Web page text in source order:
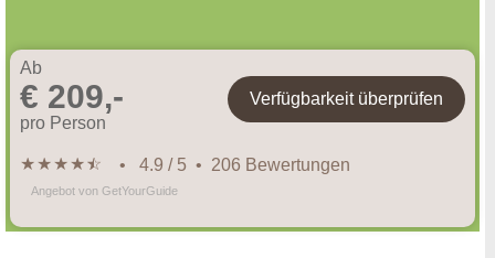
Ab
€ 209,-
pro Person
Verfügbarkeit überprüfen
★★★★★
☆ • 4.9 / 5 • 206 Bewertungen
Angebot von GetYourGuide